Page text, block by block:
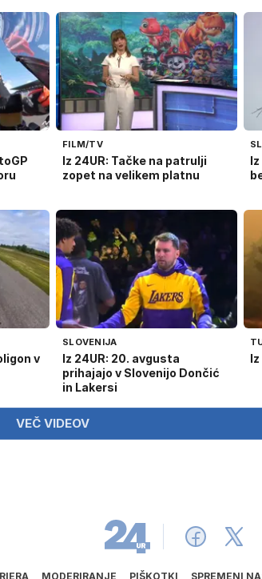
FILM/TV
Iz 24UR: Tačke na patrulji
zopet na velikem platnu
v
SLOVENIJA
Iz 24UR: 20. avgusta
prihajajo v Slovenijo Dončić
in Lakersi
VEČ VIDEOV
MODERIRANJE PIŠKOTKI SPREMENI